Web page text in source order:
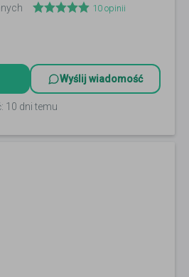
10 opinii
Wyślij wiadomość
10 dni temu